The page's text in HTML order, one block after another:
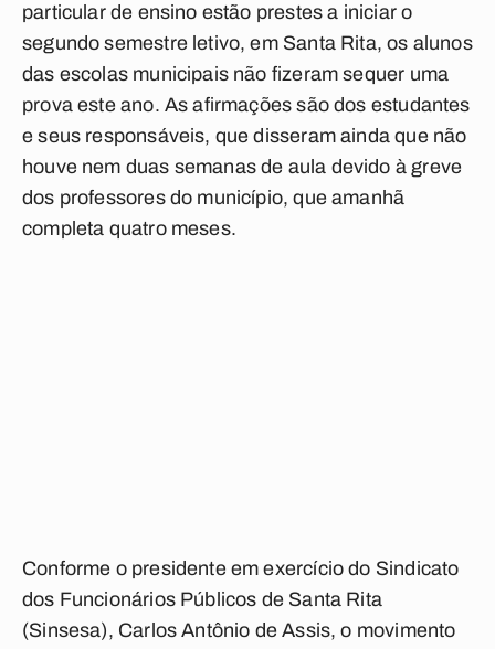
particular de ensino estão prestes a iniciar o
segundo semestre letivo, em Santa Rita, os alunos
das escolas municipais não fizeram sequer uma
prova este ano. As afirmações são dos estudantes
e seus responsáveis, que disseram ainda que não
houve nem duas semanas de aula devido à greve
dos professores do município, que amanhã
completa quatro meses.
Conforme o presidente em exercício do Sindicato
dos Funcionários Públicos de Santa Rita
(Sinsesa), Carlos Antônio de Assis, o movimento